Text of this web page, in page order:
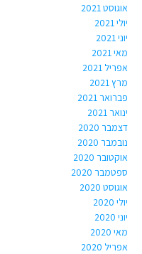
אוגוסט 2021
יולי 2021
יוני 2021
מאי 2021
אפריל 2021
מרץ 2021
פברואר 2021
ינואר 2021
דצמבר 2020
נובמבר 2020
אוקטובר 2020
ספטמבר 2020
אוגוסט 2020
יולי 2020
יוני 2020
מאי 2020
אפריל 2020